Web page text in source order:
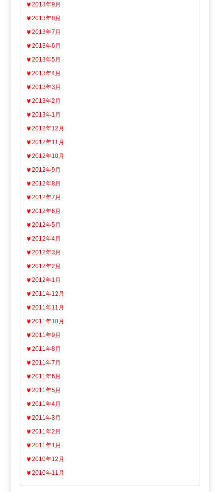
2013年9月
2013年8月
2013年7月
2013年6月
2013年5月
2013年4月
2013年3月
2013年2月
2013年1月
2012年12月
2012年11月
2012年10月
2012年9月
2012年8月
2012年7月
2012年6月
2012年5月
2012年4月
2012年3月
2012年2月
2012年1月
2011年12月
2011年11月
2011年10月
2011年9月
2011年8月
2011年7月
2011年6月
2011年5月
2011年4月
2011年3月
2011年2月
2011年1月
2010年12月
2010年11月